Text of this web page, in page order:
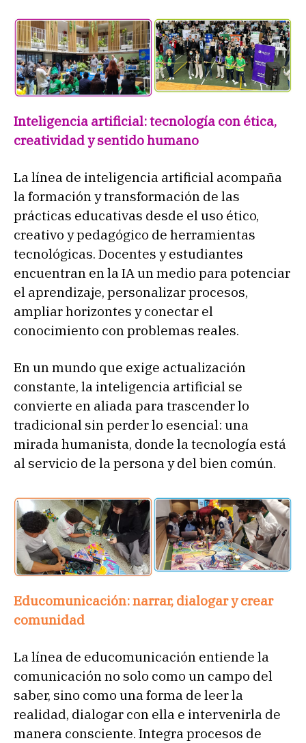
Inteligencia artificial: tecnología con ética,
creatividad y sentido humano
La línea de inteligencia artificial acompaña
la formación y transformación de las
prácticas educativas desde el uso ético,
creativo y pedagógico de herramientas
tecnológicas. Docentes y estudiantes
encuentran en la IA un medio para potenciar
el aprendizaje, personalizar procesos,
ampliar horizontes y conectar el
conocimiento con problemas reales.
En un mundo que exige actualización
constante, la inteligencia artificial se
convierte en aliada para trascender lo
tradicional sin perder lo esencial: una
mirada humanista, donde la tecnología está
al servicio de la persona y del bien común.
Educomunicación: narrar, dialogar y crear
comunidad
La línea de educomunicación entiende la
comunicación no solo como un campo del
saber, sino como una forma de leer la
realidad, dialogar con ella e intervenirla de
manera consciente. Integra procesos de